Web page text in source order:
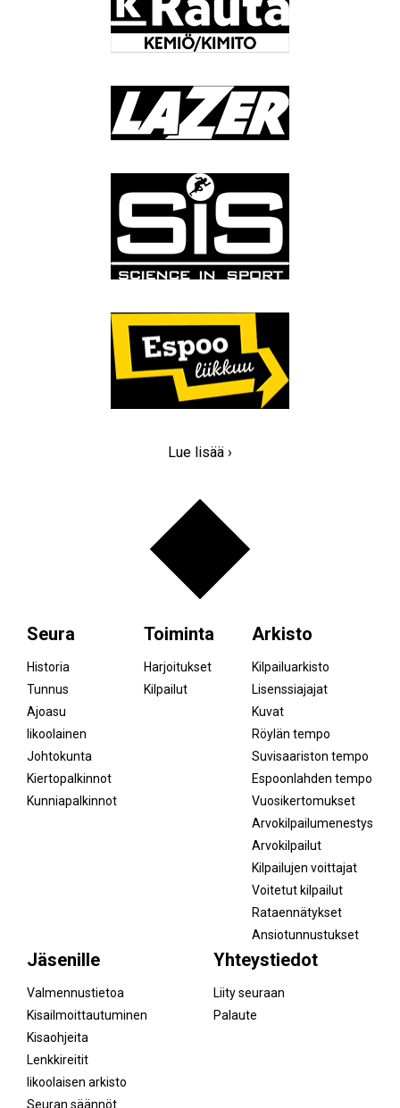
Lue lisää ›
Seura
Historia
Tunnus
Ajoasu
Iikoolainen
Johtokunta
Kiertopalkinnot
Kunniapalkinnot
Toiminta
Harjoitukset
Kilpailut
Arkisto
Kilpailuarkisto
Lisenssiajajat
Kuvat
Röylän tempo
Suvisaariston tempo
Espoonlahden tempo
Vuosikertomukset
Arvokilpailumenestys
Arvokilpailut
Kilpailujen voittajat
Voitetut kilpailut
Rataennätykset
Ansiotunnustukset
Jäsenille
Valmennustietoa
Kisailmoittautuminen
Kisaohjeita
Lenkkireitit
Iikoolaisen arkisto
Seuran säännöt
Yhteystiedot
Liity seuraan
Palaute